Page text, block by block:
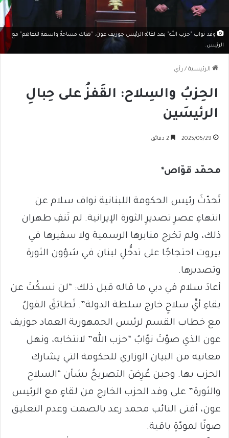
وفد نواب "حزب الله" بعد لقائه الرئيس جوزيف عون: "هناك مساحةٌ واسعة للتفاهم" مع
الرئيس.
الرئيسية / رأي
الحِزبُ والسِلاح: القَفزُ على حِبالِ
الرئيسَين
2025/05/29
محمّد قوّاص*
تَحدّثَ رئيس الحكومة اللبنانية نواف سلام عن
انتهاءِ عصرِ تصديرِ الثورة الإيرانية. لم تَنفِ طهران
ذلك، ولم تخرج منابرها الرسمية ولا سفيرها في
بيروت احتجاجًا على تدخُّلِ لبنان في شؤون الثورة
وتصديرها.
أعادَ سلام في دبي ما قاله قبل ذلك: “لن نسكُتَ عن
بقاءِ أيِّ سلاحٍ خارج سلطة الدولة”. تَطابَقَ القولُ
مع خطاب القسم لرئيس الجمهورية العماد جوزيف
عون الذي صوّتَ نوّابُ “حزب الله” لانتخابه، ونهل
معانيه من البيان الوزاري للحكومة التي يشارك
الحزب بها. وحين عُرِضَ التصريحُ بشأن “السلاح
والثورة” على وفد الحزب الخارج من لقاءٍ مع الرئيس
عون، أفتى النائب محمد رعد بالصمت وعدم التعليق
صونًا لمودّةٍ باقية.